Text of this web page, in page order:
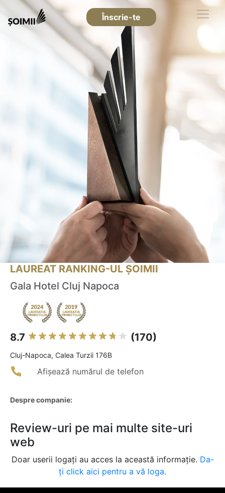
Înscrie-te
LAUREAT RANKING-UL ȘOIMII
Gala Hotel Cluj Napoca
8.7 (170)
Cluj-Napoca, Calea Turzii 176B
Afișează numărul de telefon
Despre companie:
Review-uri pe mai multe site-uri
web
Doar userii logați au acces la această informație. Da-
ți click aici pentru a vă loga.